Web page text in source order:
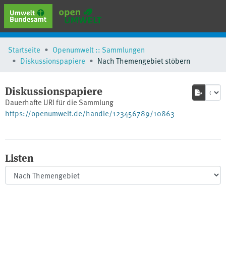
erweiterte Suche
Browse
Schlagwörter
Startseite
Openumwelt :: Sammlungen
Diskussionspapiere
Nach Themengebiet stöbern
Diskussionspapiere
Dauerhafte URI für die Sammlung
https://openumwelt.de/handle/123456789/10863
Listen